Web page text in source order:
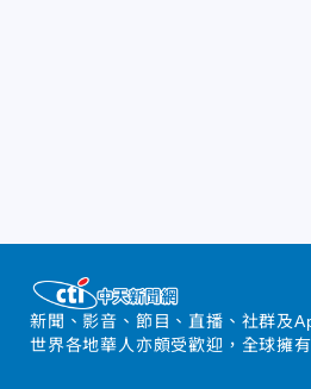
新聞、影音、節目、直播、社群及
世界各地華人亦頗受歡迎，全球擁